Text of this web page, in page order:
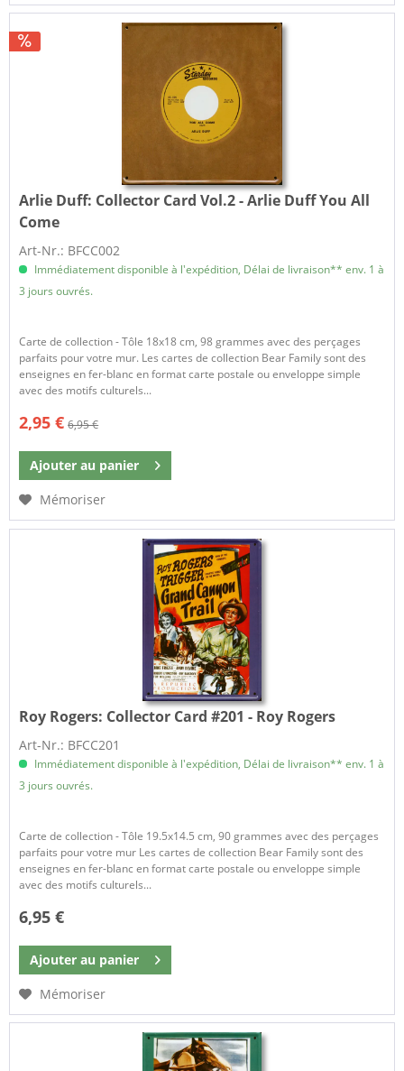
Arlie Duff: Collector Card Vol.2 - Arlie Duff You All
Come
Art-Nr.: BFCC002
Immédiatement disponible à l'expédition, Délai de livraison** env. 1 à
3 jours ouvrés.
Carte de collection - Tôle 18x18 cm, 98 grammes avec des perçages
parfaits pour votre mur. Les cartes de collection Bear Family sont des
enseignes en fer-blanc en format carte postale ou enveloppe simple
avec des motifs culturels...
2,95 € 6,95 €
Ajouter au panier
Mémoriser
Roy Rogers: Collector Card #201 - Roy Rogers
Art-Nr.: BFCC201
Immédiatement disponible à l'expédition, Délai de livraison** env. 1 à
3 jours ouvrés.
Carte de collection - Tôle 19.5x14.5 cm, 90 grammes avec des perçages
parfaits pour votre mur Les cartes de collection Bear Family sont des
enseignes en fer-blanc en format carte postale ou enveloppe simple
avec des motifs culturels...
6,95 €
Ajouter au panier
Mémoriser